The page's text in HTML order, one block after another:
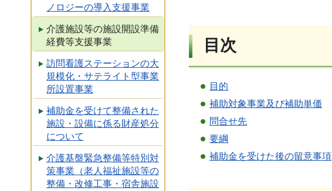
ノロジーの導入支援事業
介護施設等の施設開設準備
経費等支援事業
訪問看護ステーションの大
規模化・サテライト型事業
所設置事業
補助金を受けて整備された
施設・設備に係る財産処分
について
介護基盤緊急整備等特別対
策事業（老人福祉施設等の
整備・改修工事・宿舎施設
目次
目的
補助対象事業及び補助単価
問合せ先
要綱
補助金を受けた後の留意事項